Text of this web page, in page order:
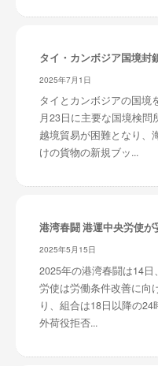
タイ・カンボジア国境封
2025年7月1日
タイとカンボジアの国境
月23日に主要な国境検問
越境貿易が困難となり、
けの貨物の新規ブッ...
港湾春闘 港運中央労使
2025年5月15日
2025年の港湾春闘は14日
労使は労働条件改善に向
り、組合は18日以降の
外荷役拒否...